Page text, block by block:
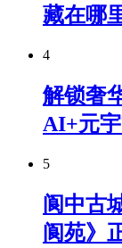
藏在哪
4
解锁奢
AI+元
5
阆中古
阆苑》